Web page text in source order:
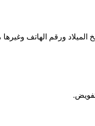
ورقم الهاتف